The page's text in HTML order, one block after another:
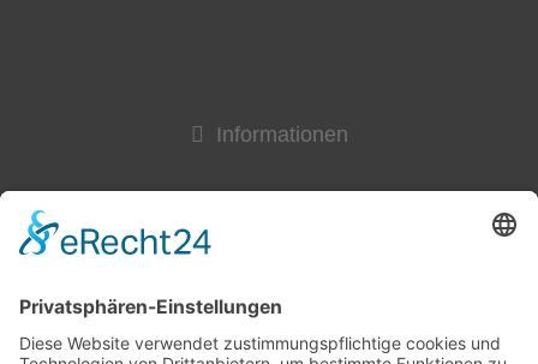
Informationen
AGB & Widerruf
Liefer- und Versandkosten